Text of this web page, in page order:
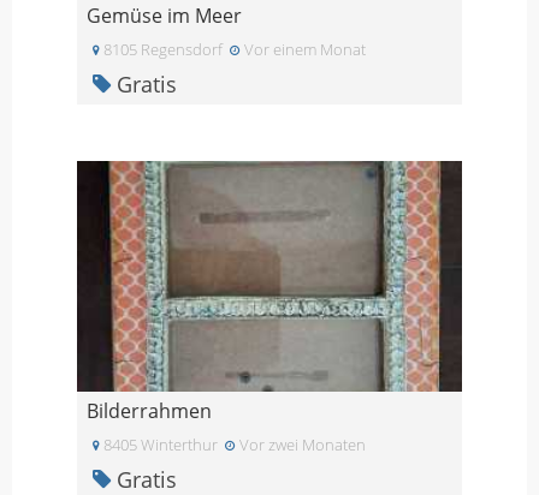
Gemüse im Meer
8105 Regensdorf Vor einem Monat
Gratis
Bilderrahmen
8405 Winterthur Vor zwei Monaten
Gratis